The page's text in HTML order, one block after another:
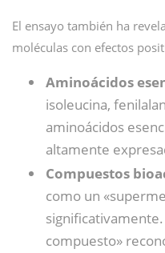
El ensayo también ha
moléculas con efectos
Aminoácidos
isoleucina,
aminoácidos
altamente
Compuestos
como un
significativamente.
compuesto»